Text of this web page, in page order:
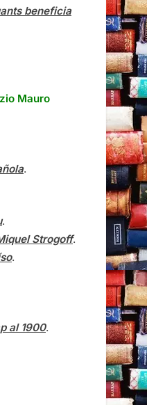
beneficia
Mauro
.
.
Strogoff.
.
al 1900.